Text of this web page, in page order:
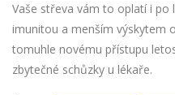
Vaše střeva vám to oplatí i po
imunitou a menším výskytem
tomuhle novému přístupu
zbytečné schůzky u lékaře.